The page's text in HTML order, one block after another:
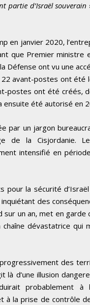
partie d’Israël souverain
en janvier 2020,
que Premier ministre
Défense ont vu une
avant-postes ont
postes ont été créés,
ensuite été autorisé en
par un jargon
de la Cisjordanie.
intensifié en
la sécurité
des
un an, met en garde
dévastatrice qui
des
là d’une illusion
probablement à
la prise de contrôle